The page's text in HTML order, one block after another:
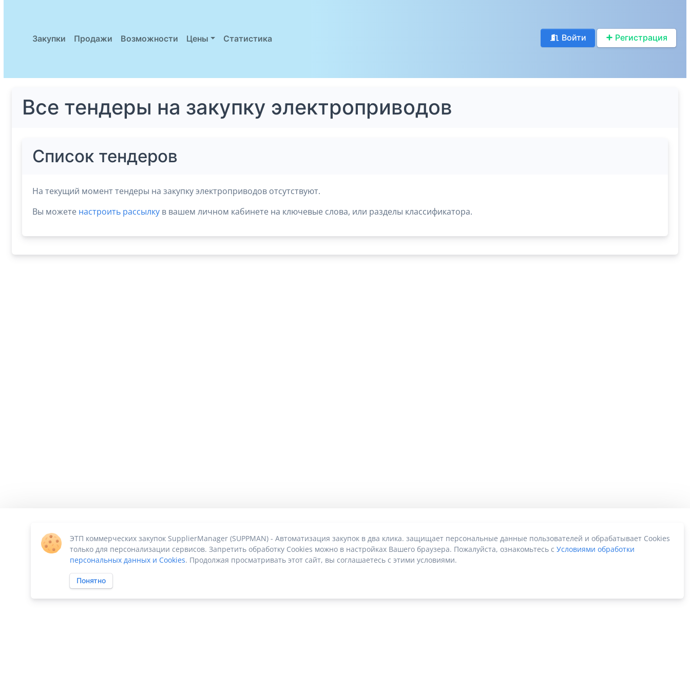
Закупки Продажи Возможности Цены Статистика Войти Регистрация
Все тендеры на закупку электроприводов
Список тендеров
На текущий момент тендеры на закупку электроприводов отсутствуют.
Вы можете настроить рассылкув вашем личном кабинете на ключевые слова, или разделы классификатора.
ЭТП коммерческих закупок SupplierManager (SUPPMAN) - Автоматизация закупок в два клика. защищает персональные данные пользователей и обрабатывает Cookies
только для персонализации сервисов. Запретить обработку Cookies можно в настройках Вашего браузера. Пожалуйста, ознакомьтесь с Условиями обработки
персональных данных и Cookies. Продолжая просматривать этот сайт, вы соглашаетесь с этими условиями.
Понятно